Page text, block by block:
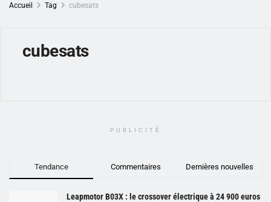
Accueil Tag cubesats
cubesats
PUBLICITÉ
Tendance Commentaires Dernières nouvelles
Leapmotor B03X : le crossover électrique à 24 900 euros